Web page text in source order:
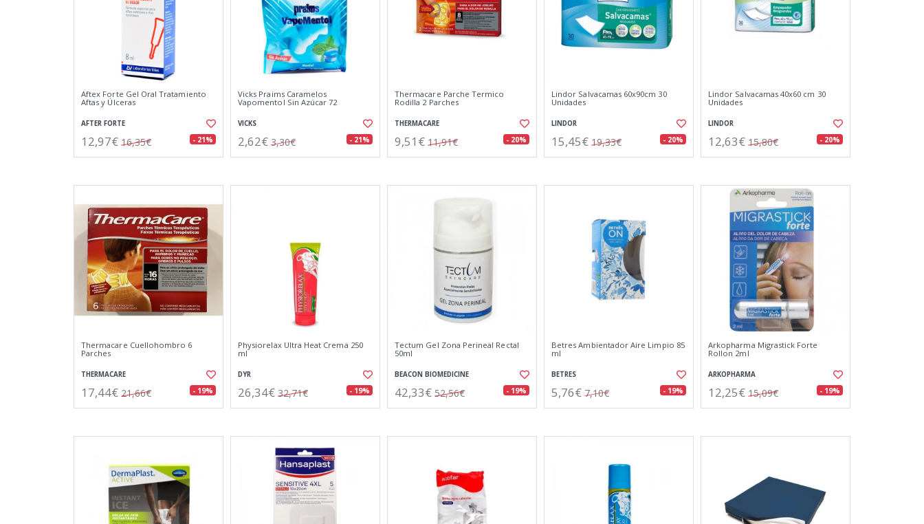
Aftex Forte Gel Oral Tratamiento
Aftas y Úlceras
AFTER FORTE
12,97€ 16,35€ - 21%
Vicks Praims Caramelos
Vapomentol Sin Azúcar 72
VICKS
2,62€ 3,30€ - 21%
Thermacare Parche Termico
Rodilla 2 Parches
THERMACARE
9,51€ 11,91€ - 20%
Lindor Salvacamas 60x90cm 30
Unidades
LINDOR
15,45€ 19,33€ - 20%
Lindor Salvacamas 40x60 cm 30
Unidades
LINDOR
12,63€ 15,80€ - 20%
Thermacare Cuellohombro 6
Parches
THERMACARE
17,44€ 21,66€ - 19%
Physiorelax Ultra Heat Crema 250
ml
DYR
26,34€ 32,71€ - 19%
Tectum Gel Zona Perineal Rectal
50ml
BEACON BIOMEDICINE
42,33€ 52,56€ - 19%
Betres Ambientador Aire Limpio 85
ml
BETRES
5,76€ 7,10€ - 19%
Arkopharma Migrastick Forte
Rollon 2ml
ARKOPHARMA
12,25€ 15,09€ - 19%